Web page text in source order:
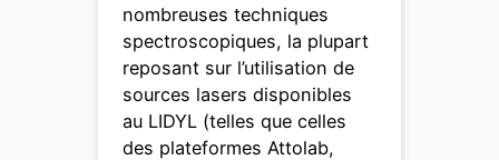
nombreuses techniques
spectroscopiques, la plupart
reposant sur l’utilisation de
sources lasers disponibles
au LIDYL (telles que celles
des plateformes Attolab,